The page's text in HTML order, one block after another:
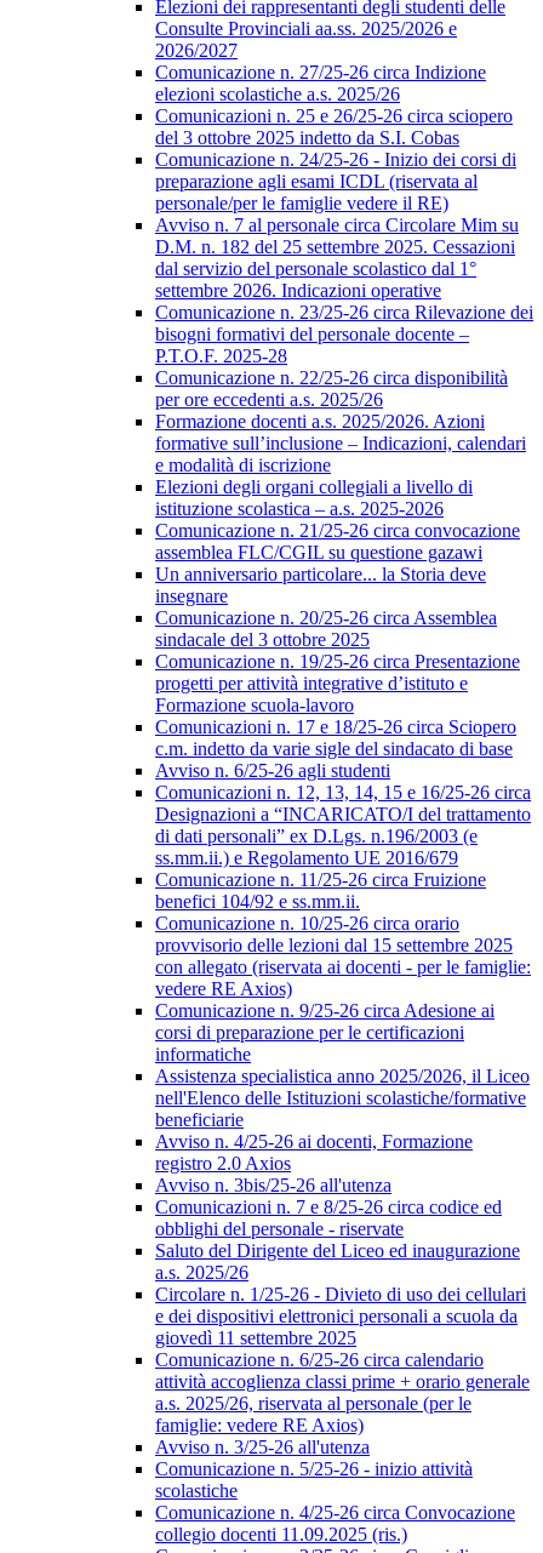
Elezioni dei rappresentanti degli studenti delle
Consulte Provinciali aa.ss. 2025/2026 e
2026/2027
Comunicazione n. 27/25-26 circa Indizione
elezioni scolastiche a.s. 2025/26
Comunicazioni n. 25 e 26/25-26 circa sciopero
del 3 ottobre 2025 indetto da S.I. Cobas
Comunicazione n. 24/25-26 - Inizio dei corsi di
preparazione agli esami ICDL (riservata al
personale/per le famiglie vedere il RE)
Avviso n. 7 al personale circa Circolare Mim su
D.M. n. 182 del 25 settembre 2025. Cessazioni
dal servizio del personale scolastico dal 1°
settembre 2026. Indicazioni operative
Comunicazione n. 23/25-26 circa Rilevazione dei
bisogni formativi del personale docente –
P.T.O.F. 2025-28
Comunicazione n. 22/25-26 circa disponibilità
per ore eccedenti a.s. 2025/26
Formazione docenti a.s. 2025/2026. Azioni
formative sull’inclusione – Indicazioni, calendari
e modalità di iscrizione
Elezioni degli organi collegiali a livello di
istituzione scolastica – a.s. 2025-2026
Comunicazione n. 21/25-26 circa convocazione
assemblea FLC/CGIL su questione gazawi
Un anniversario particolare... la Storia deve
insegnare
Comunicazione n. 20/25-26 circa Assemblea
sindacale del 3 ottobre 2025
Comunicazione n. 19/25-26 circa Presentazione
progetti per attività integrative d’istituto e
Formazione scuola-lavoro
Comunicazioni n. 17 e 18/25-26 circa Sciopero
c.m. indetto da varie sigle del sindacato di base
Avviso n. 6/25-26 agli studenti
Comunicazioni n. 12, 13, 14, 15 e 16/25-26 circa
Designazioni a “INCARICATO/I del trattamento
di dati personali” ex D.Lgs. n.196/2003 (e
ss.mm.ii.) e Regolamento UE 2016/679
Comunicazione n. 11/25-26 circa Fruizione
benefici 104/92 e ss.mm.ii.
Comunicazione n. 10/25-26 circa orario
provvisorio delle lezioni dal 15 settembre 2025
con allegato (riservata ai docenti - per le famiglie:
vedere RE Axios)
Comunicazione n. 9/25-26 circa Adesione ai
corsi di preparazione per le certificazioni
informatiche
Assistenza specialistica anno 2025/2026, il Liceo
nell'Elenco delle Istituzioni scolastiche/formative
beneficiarie
Avviso n. 4/25-26 ai docenti, Formazione
registro 2.0 Axios
Avviso n. 3bis/25-26 all'utenza
Comunicazioni n. 7 e 8/25-26 circa codice ed
obblighi del personale - riservate
Saluto del Dirigente del Liceo ed inaugurazione
a.s. 2025/26
Circolare n. 1/25-26 - Divieto di uso dei cellulari
e dei dispositivi elettronici personali a scuola da
giovedì 11 settembre 2025
Comunicazione n. 6/25-26 circa calendario
attività accoglienza classi prime + orario generale
a.s. 2025/26, riservata al personale (per le
famiglie: vedere RE Axios)
Avviso n. 3/25-26 all'utenza
Comunicazione n. 5/25-26 - inizio attività
scolastiche
Comunicazione n. 4/25-26 circa Convocazione
collegio docenti 11.09.2025 (ris.)